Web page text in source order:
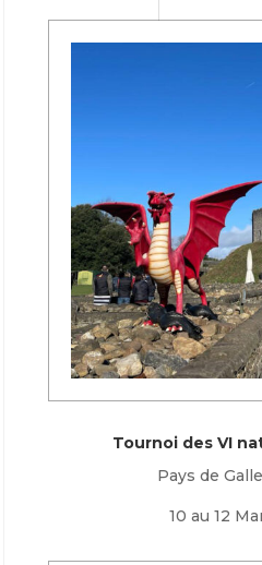
Tournoi des VI
Pays de
10 au 12